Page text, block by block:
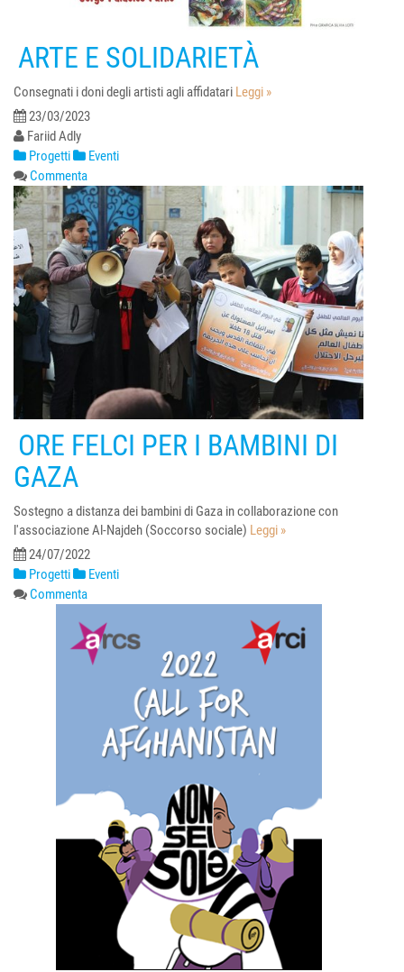
ARTE E SOLIDARIETÀ
Consegnati i doni degli artisti agli affidatari Leggi »
23/03/2023
Fariid Adly
Progetti
Eventi
Commenta
ORE FELCI PER I BAMBINI DI
GAZA
Sostegno a distanza dei bambini di Gaza in collaborazione con
l'associazione Al-Najdeh (Soccorso sociale) Leggi »
24/07/2022
Progetti
Eventi
Commenta